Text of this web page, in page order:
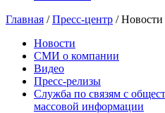
Главная /Пресс-центр /
Новости
СМИ о компании
Видео
Пресс-релизы
Служба по связям с
массовой информации